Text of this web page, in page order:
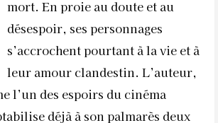
mort. En proie au doute et au
désespoir, ses personnages
s’accrochent pourtant à la vie et à
leur amour clandestin. L’auteur,
l’un des espoirs du cinéma
déjà à son palmarès deux